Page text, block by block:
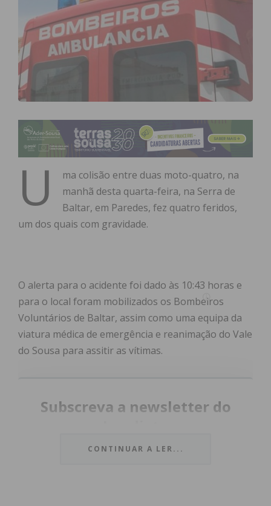
U
ma colisão entre duas moto-quatro, na
manhã desta quarta-feira, na Serra de
Baltar, em Paredes, fez quatro feridos,
um dos quais com gravidade.
O alerta para o acidente foi dado às 10:43 horas e
para o local foram mobilizados os Bombeiros
Voluntários de Baltar, assim como uma equipa da
viatura médica de emergência e reanimação do Vale
do Sousa para assitir as vítimas.
Subscreva a newsletter do
CONTINUAR A LER...